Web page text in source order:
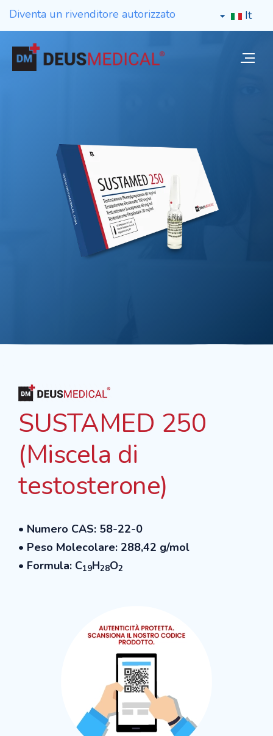
Diventa un rivenditore autorizzato It
SUSTAMED 250
(Miscela di
testosterone)
• Numero CAS: 58-22-0
• Peso Molecolare: 288,42 g/mol
• Formula: C19H28O2